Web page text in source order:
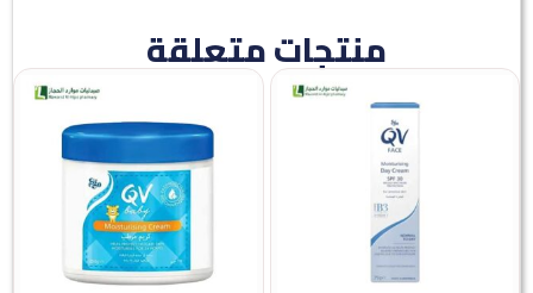
منتجات متعلقة